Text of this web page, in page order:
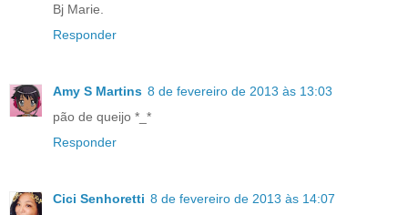
Bj Marie.
Responder
Amy S Martins 8 de fevereiro de 2013 às 13:03
pão de queijo *_*
Responder
Cici Senhoretti 8 de fevereiro de 2013 às 14:07